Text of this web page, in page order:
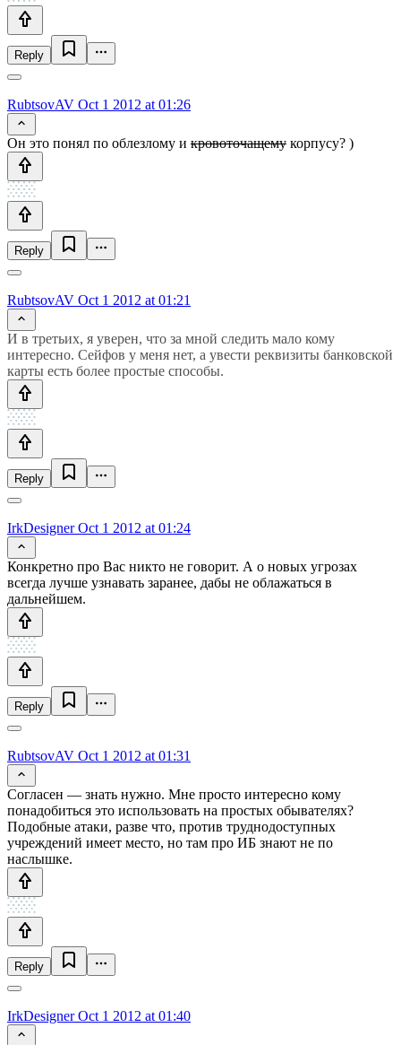
Reply
RubtsovAV Oct 1 2012 at 01:26
Он это понял по облезлому и кровоточащему корпусу? )
Reply
RubtsovAV Oct 1 2012 at 01:21
И в третьих, я уверен, что за мной следить мало кому
интересно. Сейфов у меня нет, а увести реквизиты банковской
карты есть более простые способы.
Reply
IrkDesignerOct 1 2012 at 01:24
Конкретно про Вас никто не говорит. А о новых угрозах
всегда лучше узнавать заранее, дабы не облажаться в
дальнейшем.
Reply
RubtsovAV Oct 1 2012 at 01:31
Согласен — знать нужно. Мне просто интересно кому
понадобиться это использовать на простых обывателях?
Подобные атаки, разве что, против труднодоступных
учреждений имеет место, но там про ИБ знают не по
наслышке.
Reply
IrkDesignerOct 1 2012 at 01:40